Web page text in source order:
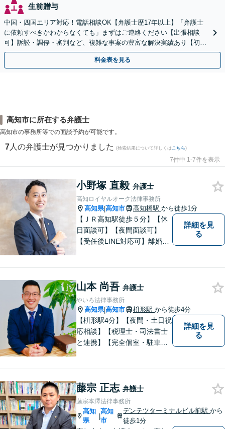
生前贈与
中国・四国エリア対応！電話相談OK【弁護士歴17年以上】「弁護士
に依頼すべきかわからなくても」まずはご連絡ください【出張相談
可】訴訟・調停・審判など、複雑な事案の豊富な解決実績あり【初回
相談無料】初回面談のみで解決できるケースもあります
料金表を見る
高知市に所在する弁護士
高知市の事務所等での面談予約が可能です。
7 人の弁護士が見つかりました (検索結果について詳しくは こちら)
7件中 1-7件を表示
小野塚 直毅 弁護士
高知ロイヤルオーク法律事務所
高知県|高知市 高知橋駅 から徒歩1分
【ＪＲ高知駅徒歩５分】【休
日面談可】【夜間面談可】
【受任後LINE対応可】離婚、
詳細を見
る
山本 尚吾 弁護士
やいろ法律事務所
高知県|高知市 枡形駅 から徒歩4分
【枡形駅4分】【夜間・土日祝
応相談】【税理士・司法書士
と連携】【完全個室・駐車場
い説明と親身な対応で納得の
いく解決を目指します。最後
まで粘り強くサポートいたし
ます。
詳細を見
る
藤宗 正志 弁護士
藤宗本澤法律事務所
高知
県
|
高知
市
デンテツターミナルビル前駅から
徒歩1分